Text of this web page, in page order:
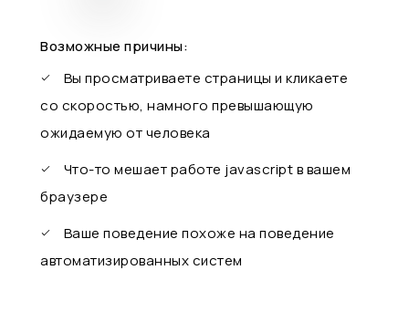
Возможные причины:
Вы просматриваете страницы и кликаете
со скоростью, намного превышающую
ожидаемую от человека
Что-то мешает работе javascript в вашем
браузере
Ваше поведение похоже на поведение
автоматизированных систем